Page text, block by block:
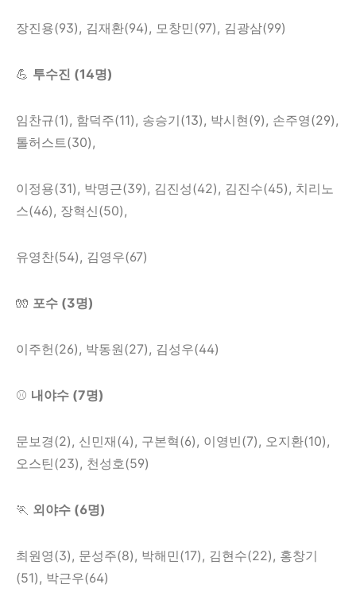
장진용(93), 김재환(94), 모창민(97), 김광삼(99)
💪 투수진 (14명)
임찬규(1), 함덕주(11), 송승기(13), 박시현(9), 손주영(29),
톨허스트(30),
이정용(31), 박명근(39), 김진성(42), 김진수(45), 치리노
스(46), 장혁신(50),
유영찬(54), 김영우(67)
🧤 포수 (3명)
이주헌(26), 박동원(27), 김성우(44)
⚾ 내야수 (7명)
문보경(2), 신민재(4), 구본혁(6), 이영빈(7), 오지환(10),
오스틴(23), 천성호(59)
🏃 외야수 (6명)
최원영(3), 문성주(8), 박해민(17), 김현수(22), 홍창기
(51), 박근우(64)